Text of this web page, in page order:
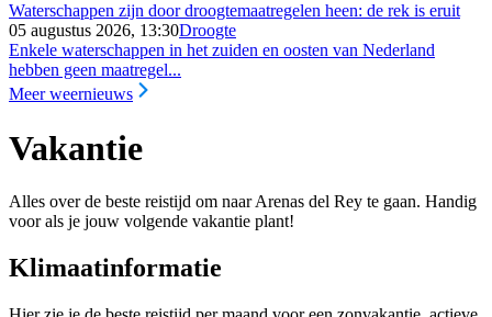
Waterschappen zijn door droogtemaatregelen heen: de rek is eruit
05 augustus 2026, 13:30Droogte
Enkele waterschappen in het zuiden en oosten van Nederland
hebben geen maatregel...
Meer weernieuws
Vakantie
Alles over de beste reistijd om naar Arenas del Rey te gaan. Handig
voor als je jouw volgende vakantie plant!
Klimaatinformatie